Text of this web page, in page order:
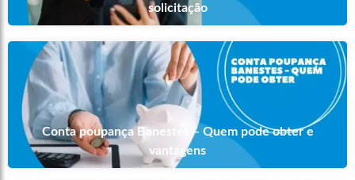
solicitação
Conta poupança Banestes – Quem pode obter e
vantagens